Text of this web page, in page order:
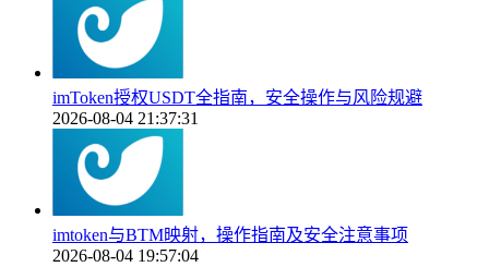
imToken授权USDT全指南，安全操作与风险规避
2026-08-04 21:37:31
imtoken与BTM映射，操作指南及安全注意事项
2026-08-04 19:57:04